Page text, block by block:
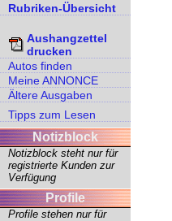
Rubriken-Übersicht
Aushangzettel
drucken
Autos finden
Meine ANNONCE
Ältere Ausgaben
Tipps zum Lesen
Notizblock
Notizblock steht nur für
registrierte Kunden zur
Verfügung
Profile
Profile stehen nur für